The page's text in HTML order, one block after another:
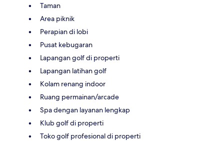
Taman
Area piknik
Perapian di lobi
Pusat kebugaran
Lapangan golf di properti
Lapangan latihan golf
Kolam renang indoor
Ruang permainan/arcade
Spa dengan layanan lengkap
Klub golf di properti
Toko golf profesional di properti